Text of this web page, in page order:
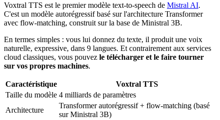
Voxtral TTS est le premier modèle text-to-speech de Mistral AI.
C'est un modèle autorégressif basé sur l'architecture Transformer
avec flow-matching, construit sur la base de Ministral 3B.
En termes simples : vous lui donnez du texte, il produit une voix
naturelle, expressive, dans 9 langues. Et contrairement aux services
cloud classiques, vous pouvez le télécharger et le faire tourner
sur vos propres machines.
Caractéristique
Voxtral TTS
Taille du modèle 4 milliards de paramètres
Architecture
Transformer autorégressif + flow-matching (basé
sur Ministral 3B)